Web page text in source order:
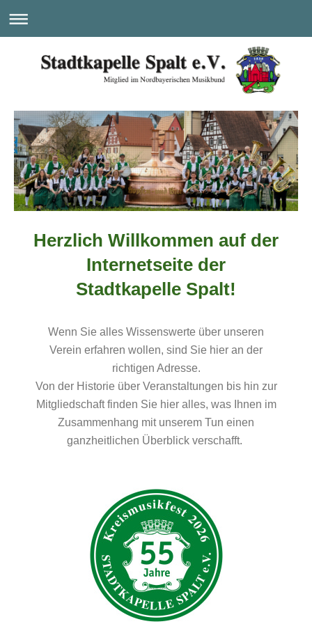
Herzlich Willkommen auf der
Internetseite der
Stadtkapelle ​Spalt!
Wenn Sie alles Wissenswerte über unseren
Verein erfahren wollen, sind Sie hier an der
richtigen Adresse.
Von der Historie über Veranstaltungen bis hin zur
Mitgliedschaft finden Sie hier alles, was Ihnen im
Zusammenhang mit unserem Tun einen
ganzheitlichen Überblick verschafft.